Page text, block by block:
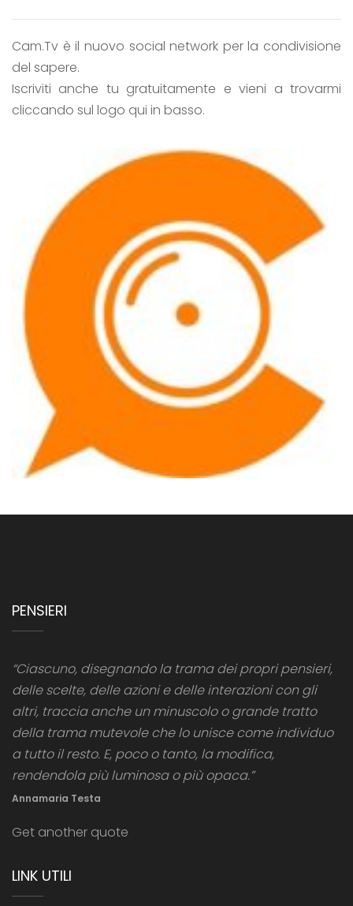
Cam.Tv è il nuovo social network per la condivisione
del sapere.
Iscriviti anche tu gratuitamente e vieni a trovarmi
cliccando sul logo qui in basso.
PENSIERI
“Ciascuno, disegnando la trama dei propri pensieri,
delle scelte, delle azioni e delle interazioni con gli
altri, traccia anche un minuscolo o grande tratto
della trama mutevole che lo unisce come individuo
a tutto il resto. E, poco o tanto, la modifica,
rendendola più luminosa o più opaca.”
Annamaria Testa
Get another quote
LINK UTILI